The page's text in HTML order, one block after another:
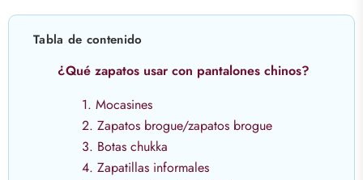
Tabla de contenido
¿Qué zapatos usar con pantalones chinos?
1. Mocasines
2. Zapatos brogue/zapatos brogue
3. Botas chukka
4. Zapatillas informales